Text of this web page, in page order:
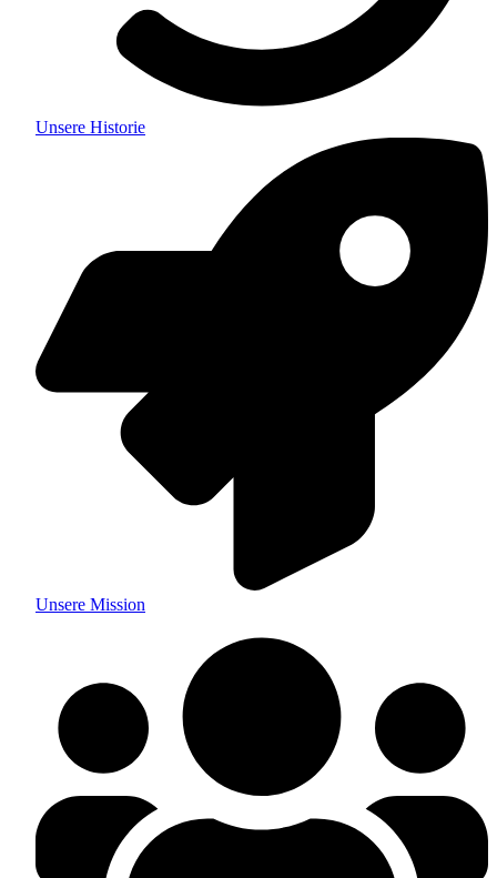
Unsere Historie
Unsere Mission